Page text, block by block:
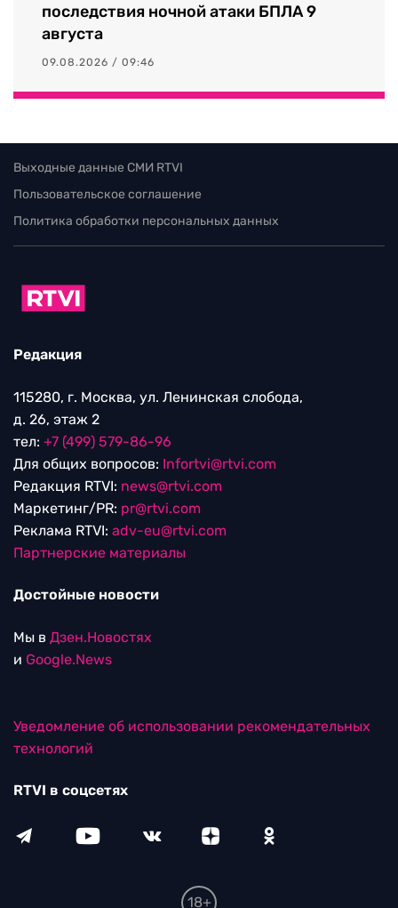
последствия ночной атаки БПЛА 9
августа
09.08.2026 / 09:46
Выходные данные СМИ RTVI
Пользовательское соглашение
Политика обработки персональных данных
Редакция
115280, г. Москва, ул. Ленинская слобода,
д. 26, этаж 2
тел: +7 (499) 579-86-96
Для общих вопросов: Infortvi@rtvi.com
Редакция RTVI: news@rtvi.com
Маркетинг/PR: pr@rtvi.com
Реклама RTVI: adv-eu@rtvi.com
Партнерские материалы
Достойные новости
Мы в Дзен.Новостях
и Google.News
Уведомление об использовании рекомендательных
технологий
RTVI в соцсетях
18+